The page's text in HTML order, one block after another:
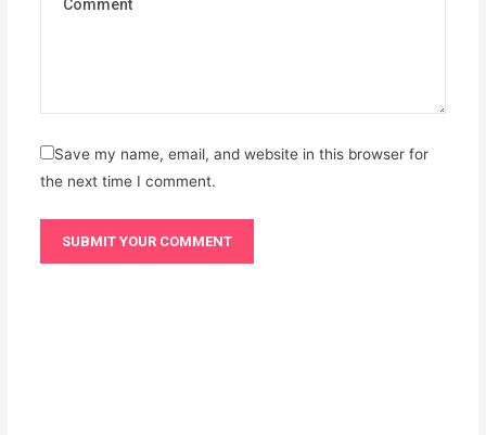
Save my name, email, and website in this browser for
the next time I comment.